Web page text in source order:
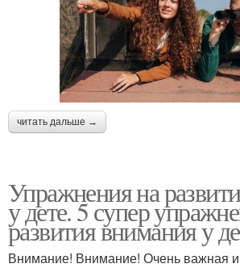
читать дальше →
Упражнения на
у дете. 5 супер
развития внимания у
Внимание! Внимание! Очень важная